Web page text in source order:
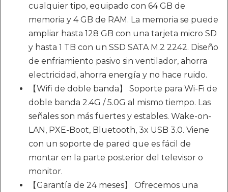
cualquier tipo, equipado con 64 GB de
memoria y 4 GB de RAM. La memoria se puede
ampliar hasta 128 GB con una tarjeta micro SD
y hasta 1 TB con un SSD SATA M.2 2242. Diseño
de enfriamiento pasivo sin ventilador, ahorra
electricidad, ahorra energía y no hace ruido.
【Wifi de doble banda】 Soporte para Wi-Fi de
doble banda 2.4G / 5.0G al mismo tiempo. Las
señales son más fuertes y estables. Wake-on-
LAN, PXE-Boot, Bluetooth, 3x USB 3.0. Viene
con un soporte de pared que es fácil de
montar en la parte posterior del televisor o
monitor.
【Garantía de 24 meses】 Ofrecemos una